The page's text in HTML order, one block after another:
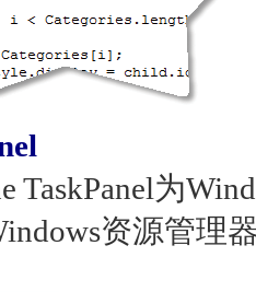
TaskPanel为
资源管理